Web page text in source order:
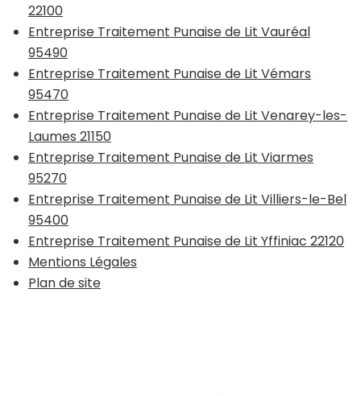
22100
Entreprise Traitement Punaise de Lit Vauréal
95490
Entreprise Traitement Punaise de Lit Vémars
95470
Entreprise Traitement Punaise de Lit Venarey-les-
Laumes 21150
Entreprise Traitement Punaise de Lit Viarmes
95270
Entreprise Traitement Punaise de Lit Villiers-le-Bel
95400
Entreprise Traitement Punaise de Lit Yffiniac 22120
Mentions Légales
Plan de site